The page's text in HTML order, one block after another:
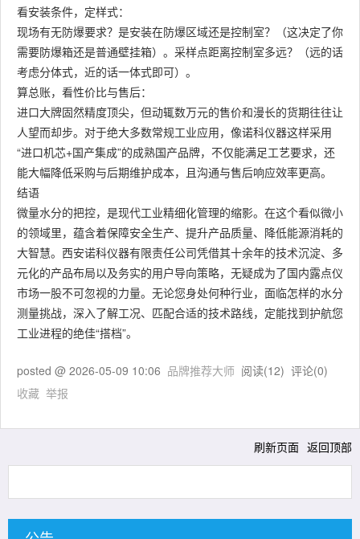
看安装条件，定样式：
现场有无防爆要求？是安装在防爆区域还是控制室？（这决定了你
需要防爆箱还是普通壁挂箱）。采样点距离控制室多远？（远的话
考虑分体式，近的话一体式即可）。
算总账，看性价比与售后：
进口大牌固然精度顶尖，但动辄数万元的售价和漫长的货期往往让
人望而却步。对于绝大多数常规工业应用，像诺科仪器这样采用
“进口机芯+国产集成”的成熟国产品牌，不仅能满足工艺要求，还
能大幅降低采购与后期维护成本，且沟通与售后响应效率更高。
结语
微量水分的把控，是现代工业精细化管理的缩影。在这个看似微小
的领域里，蕴含着保障安全生产、提升产品质量、降低能源消耗的
大智慧。西安诺科仪器有限责任公司凭借其十余年的技术沉淀、多
元化的产品布局以及务实的用户导向策略，无疑成为了国内露点仪
市场一股不可忽视的力量。无论您身处何种行业，面临怎样的水分
测量挑战，深入了解工况、匹配合适的技术路线，定能找到护航您
工业进程的绝佳“搭档”。
posted @ 2026-05-09 10:06 品牌推荐大师 阅读(12) 评论(0)
收藏 举报
刷新页面 返回顶部